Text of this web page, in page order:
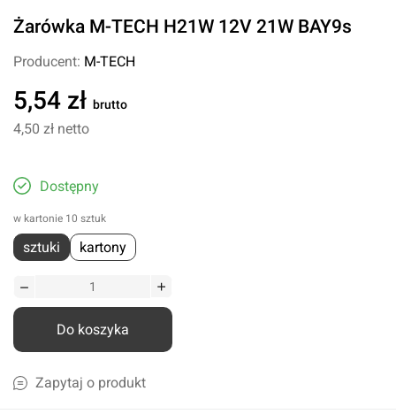
Żarówka M-TECH H21W 12V 21W BAY9s
Producent: M-TECH
5,54 zł brutto
4,50 zł netto
Dostępny
w kartonie 10 sztuk
sztuki kartony
Do koszyka
Zapytaj o produkt